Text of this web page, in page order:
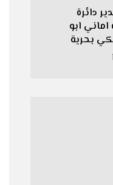
دائرة
ابو
بحرية